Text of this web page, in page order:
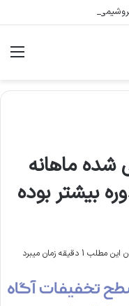
شده ماهانه
بیشتر بوده
1 دقیقه زمان میبرد